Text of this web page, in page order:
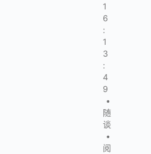
1
6
:
1
3
:
4
9
•
随
谈
•
阅